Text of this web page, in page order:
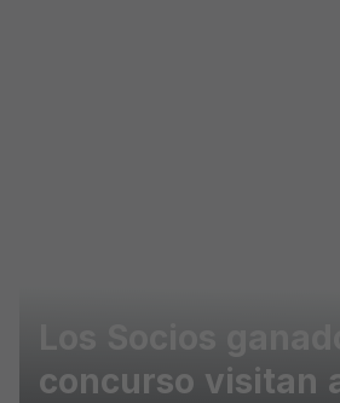
concurso visitan